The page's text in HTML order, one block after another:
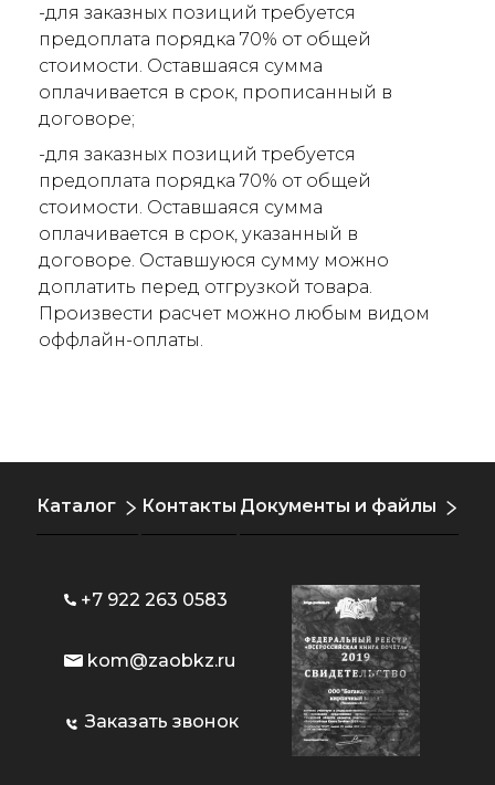
-для заказных позиций требуется
предоплата порядка 70% от общей
стоимости. Оставшаяся сумма
оплачивается в срок, прописанный в
договоре;
-для заказных позиций требуется
предоплата порядка 70% от общей
стоимости. Оставшаяся сумма
оплачивается в срок, указанный в
договоре. Оставшуюся сумму можно
доплатить перед отгрузкой товара.
Произвести расчет можно любым видом
оффлайн-оплаты.
Каталог Контакты Документы и файлы
+7 922 263 0583
kom@zaobkz.ru
Заказать звонок